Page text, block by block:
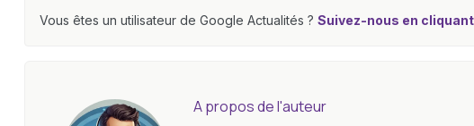
Vous êtes un utilisateur de Google Actualités ? Suivez-nous en
A propos de l'auteur